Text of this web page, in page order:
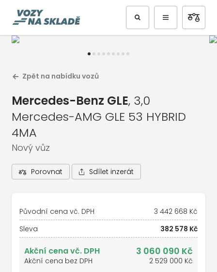
Zpět na nabídku vozů
Mercedes-Benz GLE, 3,0
Mercedes-AMG GLE 53 HYBRID
4MA
Nový vůz
Porovnat Sdílet inzerát
Původní cena vč. DPH
3 442 668 Kč
Sleva
382 578 Kč
Akční cena vč. DPH 3 060 090 Kč
Akční cena bez DPH 2 529 000 Kč
1 10